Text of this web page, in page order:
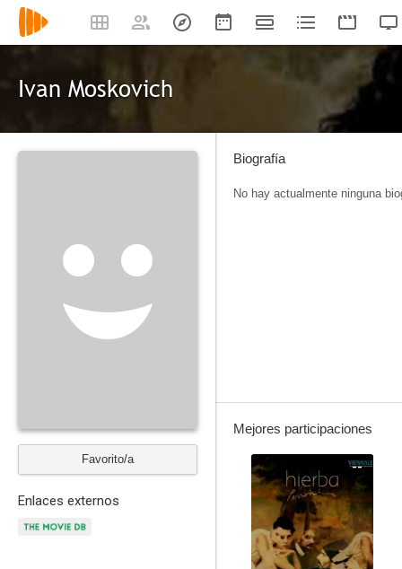
Ivan Moskovich
Favorito/a
Enlaces externos
Biografía
No hay actualmente ninguna
Mejores participaciones
--